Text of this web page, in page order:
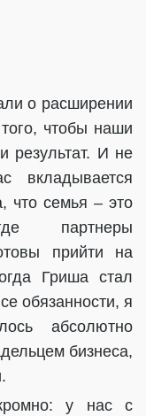
о расширении
чтобы наши
результат. И не
вкладывается
что семья – это
партнеры
прийти на
Гриша стал
обязанности, я
абсолютно
бизнеса,
у нас с